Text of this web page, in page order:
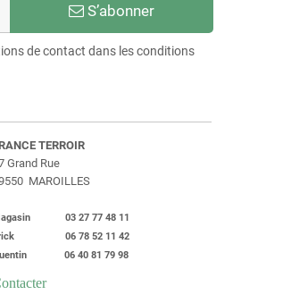
S’abonner
de contact dans les conditions
TERROIR
Grand Rue
MAROILLES
03 27 77 48 11
06 78 52 11 42
06 40 81 79 98